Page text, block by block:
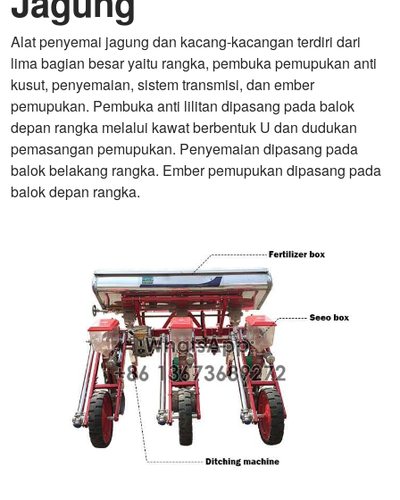
Alat penyemai jagung dan kacang-kacangan terdiri dari
lima bagian besar yaitu rangka, pembuka pemupukan anti
kusut, penyemaian, sistem transmisi, dan ember
pemupukan. Pembuka anti lilitan dipasang pada balok
depan rangka melalui kawat berbentuk U dan dudukan
pemasangan pemupukan. Penyemaian dipasang pada
balok belakang rangka. Ember pemupukan dipasang pada
balok depan rangka.